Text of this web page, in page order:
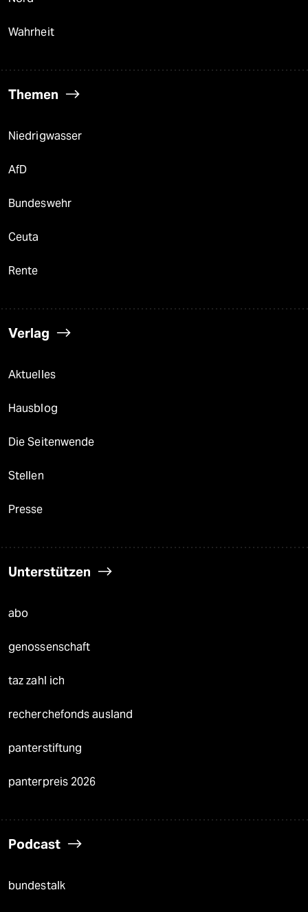
Wahrheit
Themen
Niedrigwasser
AfD
Bundeswehr
Ceuta
Rente
Verlag
Aktuelles
Hausblog
Die Seitenwende
Stellen
Presse
Unterstützen
abo
genossenschaft
taz zahl ich
recherchefonds ausland
panterstiftung
panterpreis 2026
Podcast
bundestalk